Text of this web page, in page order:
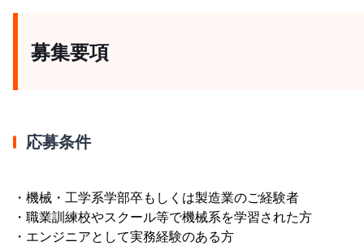
募集要項
応募条件
・機械・工学系学部卒もしくは製造業のご経験者
・職業訓練校やスクール等で機械系を学習された方
・エンジニアとして実務経験のある方